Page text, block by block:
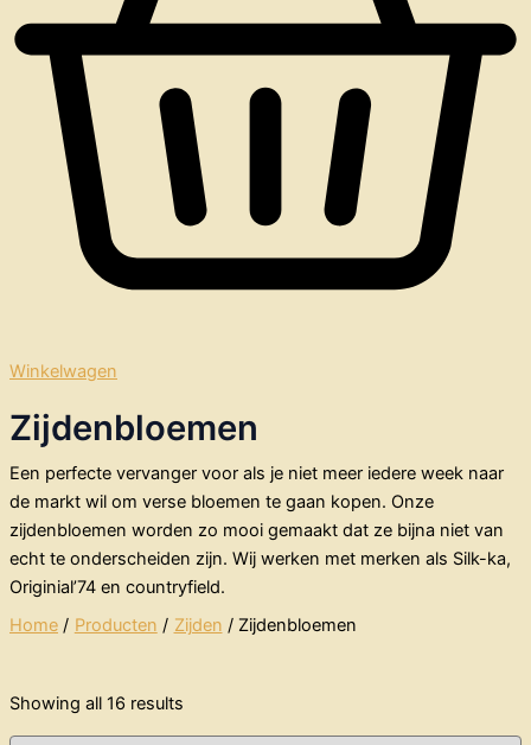
Winkelwagen
Zijdenbloemen
Een perfecte vervanger voor als je niet meer iedere week naar
de markt wil om verse bloemen te gaan kopen. Onze
zijdenbloemen worden zo mooi gemaakt dat ze bijna niet van
echt te onderscheiden zijn. Wij werken met merken als Silk-ka,
Originial’74 en countryfield.
Home
Producten Zijden Zijdenbloemen
Showing all 16 results